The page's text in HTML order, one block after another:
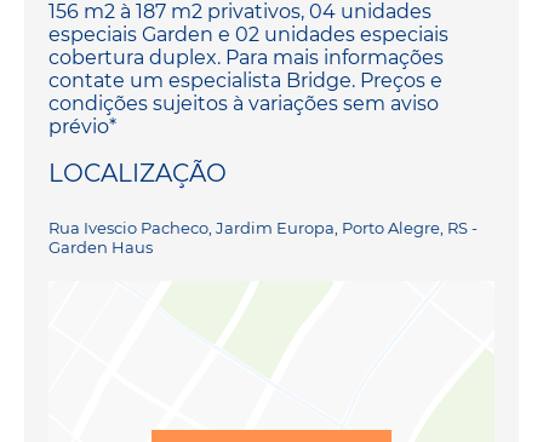
156 m2 à 187 m2 privativos, 04 unidades
especiais Garden e 02 unidades especiais
cobertura duplex. Para mais informações
contate um especialista Bridge. Preços e
condições sujeitos à variações sem aviso
prévio*
LOCALIZAÇÃO
Rua Ivescio Pacheco, Jardim Europa, Porto Alegre, RS -
Garden Haus